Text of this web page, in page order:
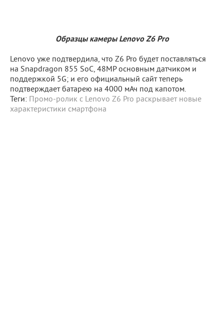
Образцы камеры Lenovo Z6 Pro
Lenovo уже подтвердила, что Z6 Pro будет поставляться
на Snapdragon 855 SoC, 48MP основным датчиком и
поддержкой 5G; и его официальный сайт теперь
подтверждает батарею на 4000 мАч под капотом.
Теги: Промо-ролик с Lenovo Z6 Pro раскрывает новые
характеристики смартфона